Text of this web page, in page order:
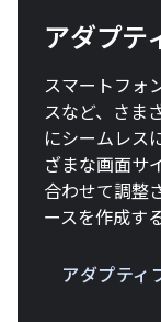
アダプテ
スマートフォ
スなど、さま
にシームレス
ざまな画面サ
合わせて調整
ースを作成す
アダプティ